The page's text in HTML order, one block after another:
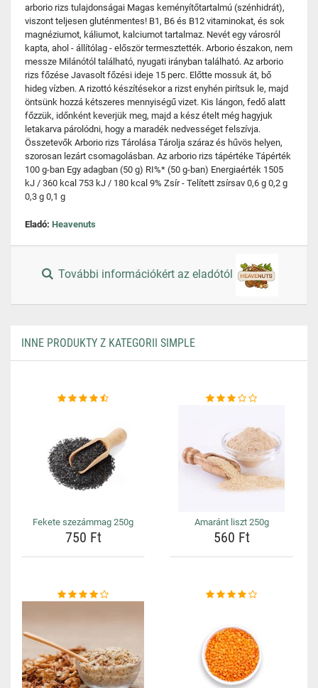
arborio rizs tulajdonságai Magas keményítőtartalmú (szénhidrát),
viszont teljesen gluténmentes! B1, B6 és B12 vitaminokat, és sok
magnéziumot, káliumot, kalciumot tartalmaz. Nevét egy városról
kapta, ahol - állítólag - először termesztették. Arborio északon, nem
messze Milánótól található, nyugati irányban található. Az arborio
rizs főzése Javasolt főzési ideje 15 perc. Előtte mossuk át, bő
hideg vízben. A rizottó készítésekor a rizst enyhén pirítsuk le, majd
öntsünk hozzá kétszeres mennyiségű vizet. Kis lángon, fedő alatt
főzzük, időnként keverjük meg, majd a kész ételt még hagyjuk
letakarva párolódni, hogy a maradék nedvességet felszívja.
Összetevők Arborio rizs Tárolása Tárolja száraz és hűvös helyen,
szorosan lezárt csomagolásban. Az arborio rizs tápértéke Tápérték
100 g-ban Egy adagban (50 g) RI%* (50 g-ban) Energiaérték 1505
kJ / 360 kcal 753 kJ / 180 kcal 9% Zsír - Telített zsírsav 0,6 g 0,2 g
0,3 g 0,1 g
Eladó: Heavenuts
További információkért az eladótól
INNE PRODUKTY Z KATEGORII SIMPLE
Fekete szezámmag 250g
750 Ft
Amaránt liszt 250g
560 Ft